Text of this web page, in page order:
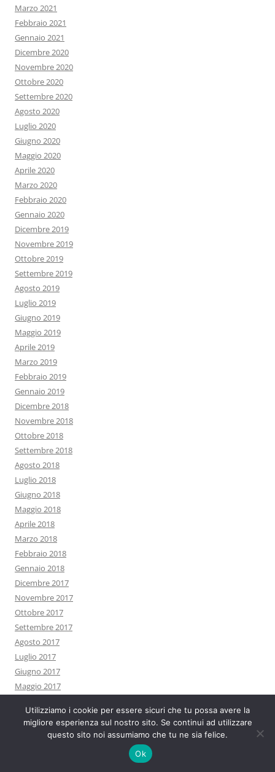
Marzo 2021
Febbraio 2021
Gennaio 2021
Dicembre 2020
Novembre 2020
Ottobre 2020
Settembre 2020
Agosto 2020
Luglio 2020
Giugno 2020
Maggio 2020
Aprile 2020
Marzo 2020
Febbraio 2020
Gennaio 2020
Dicembre 2019
Novembre 2019
Ottobre 2019
Settembre 2019
Agosto 2019
Luglio 2019
Giugno 2019
Maggio 2019
Aprile 2019
Marzo 2019
Febbraio 2019
Gennaio 2019
Dicembre 2018
Novembre 2018
Ottobre 2018
Settembre 2018
Agosto 2018
Luglio 2018
Giugno 2018
Maggio 2018
Aprile 2018
Marzo 2018
Febbraio 2018
Gennaio 2018
Dicembre 2017
Novembre 2017
Ottobre 2017
Settembre 2017
Agosto 2017
Luglio 2017
Giugno 2017
Maggio 2017
Marzo 2017
Febbraio 2017
Utilizziamo i cookie per essere sicuri che tu possa avere la
migliore esperienza sul nostro sito. Se continui ad utilizzare
questo sito noi assumiamo che tu ne sia felice.
Ok